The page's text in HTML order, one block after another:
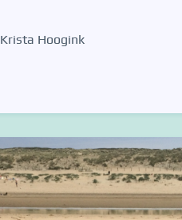
Krista Hoogink